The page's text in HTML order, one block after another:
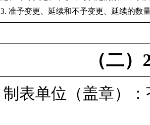
3. 准予变更、延续和不予变更、延续的数
（二
制表单位（盖章）